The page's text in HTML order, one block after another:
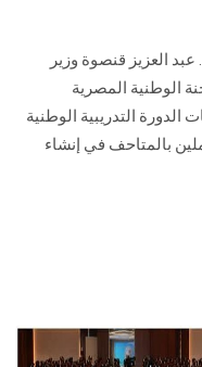
العزيز قنصوة وزير
الوطنية المصرية
التدريبية الوطنية
بالمتاحف في إنشاء